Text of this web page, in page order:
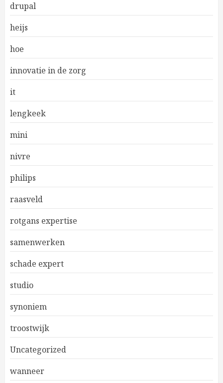
drupal
heijs
hoe
innovatie in de zorg
it
lengkeek
mini
nivre
philips
raasveld
rotgans expertise
samenwerken
schade expert
studio
synoniem
troostwijk
Uncategorized
wanneer